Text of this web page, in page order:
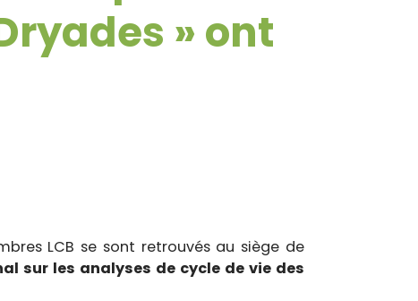
» ont
LCB se sont retrouvés au siège de
sur les analyses de cycle de vie des